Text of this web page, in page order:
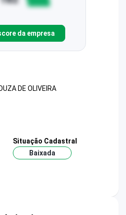
da empresa
DE OLIVEIRA
Situação Cadastral
Baixada